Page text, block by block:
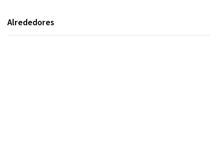
Alrededores